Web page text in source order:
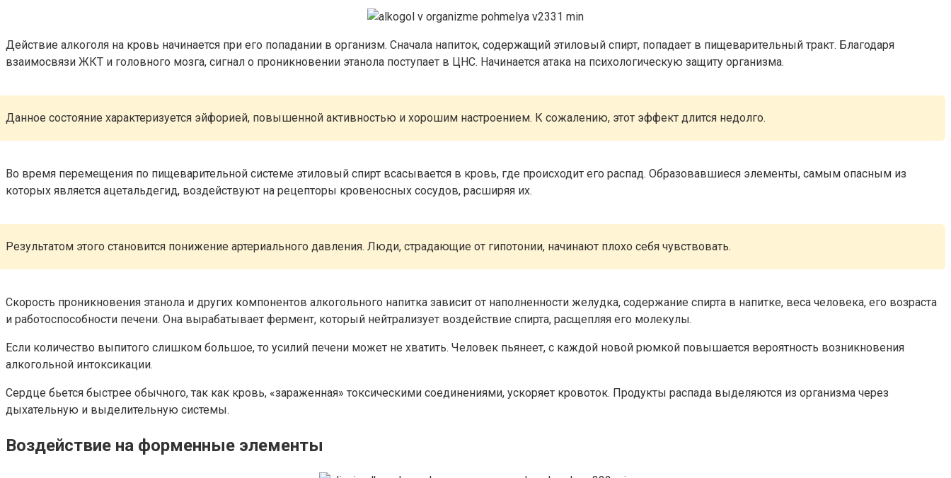
Действие алкоголя на кровь начинается при его попадании в организм. Сначала напиток, содержащий этиловый спирт, попадает в пищеварительный тракт. Благодаря
взаимосвязи ЖКТ и головного мозга, сигнал о проникновении этанола поступает в ЦНС. Начинается атака на психологическую защиту организма.
Данное состояние характеризуется эйфорией, повышенной активностью и хорошим настроением. К сожалению, этот эффект длится недолго.
Во время перемещения по пищеварительной системе этиловый спирт всасывается в кровь, где происходит его распад. Образовавшиеся элементы, самым опасным из
которых является ацетальдегид, воздействуют на рецепторы кровеносных сосудов, расширяя их.
Результатом этого становится понижение артериального давления. Люди, страдающие от гипотонии, начинают плохо себя чувствовать.
Скорость проникновения этанола и других компонентов алкогольного напитка зависит от наполненности желудка, содержание спирта в напитке, веса человека, его возраста
и работоспособности печени. Она вырабатывает фермент, который нейтрализует воздействие спирта, расщепляя его молекулы.
Если количество выпитого слишком большое, то усилий печени может не хватить. Человек пьянеет, с каждой новой рюмкой повышается вероятность возникновения
алкогольной интоксикации.
Сердце бьется быстрее обычного, так как кровь, «зараженная» токсическими соединениями, ускоряет кровоток. Продукты распада выделяются из организма через
дыхательную и выделительную системы.
Воздействие на форменные элементы